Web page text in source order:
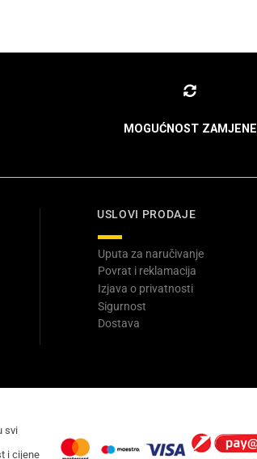
MOGUĆNOST ZAMJENE
USLOVI PRODAJE
Uputa za naručivanje
Povrat i reklamacija
Izjava o privatnosti
Sigurnost
Dostava
svi
i cijene